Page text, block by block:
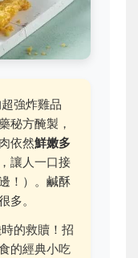
強炸雞品
秘方醃製，
依然鮮嫩多
讓人一口接
！）。鹹酥
多。
的救贖！招
的經典小吃